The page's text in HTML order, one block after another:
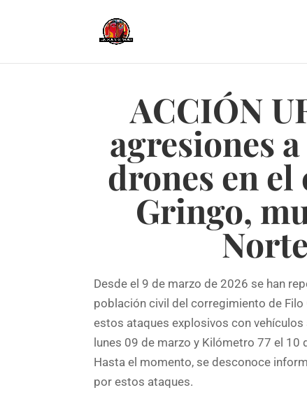
ACCIÓN
agresiones
drones en
Gringo,
Desde el 9 de marzo de 2026 se han
población civil del corregimiento de
estos ataques explosivos con
lunes 09 de marzo y Kilómetro 77 el 10
Hasta el momento, se desconoce
por estos ataques.